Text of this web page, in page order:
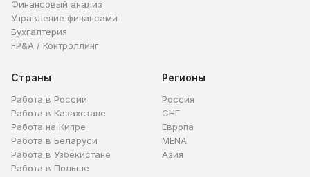
Финансовый анализ
Управление финансами
Бухгалтерия
FP&A / Контроллинг
Страны
Работа в России
Работа в Казахстане
Работа на Кипре
Работа в Беларуси
Работа в Узбекистане
Работа в Польше
Регионы
Россия
СНГ
Европа
MENA
Азия